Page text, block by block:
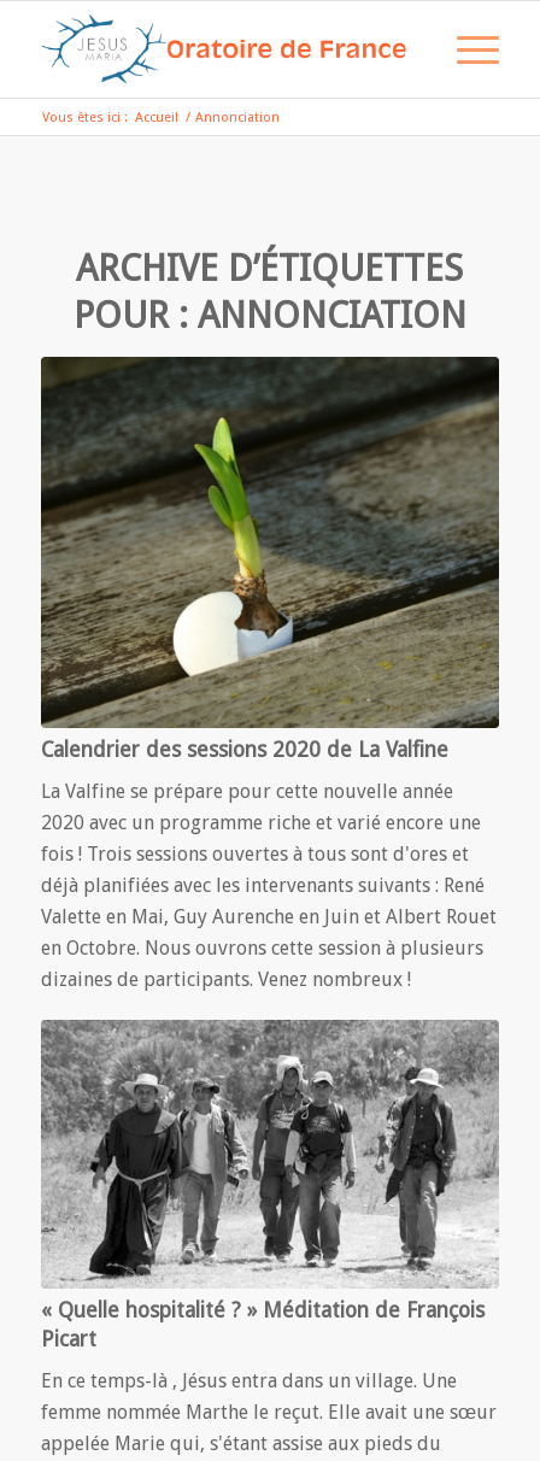
Vous êtes ici : Accueil / Annonciation
ARCHIVE D’ÉTIQUETTES
POUR : ANNONCIATION
Calendrier des sessions 2020 de La Valfine
La Valfine se prépare pour cette nouvelle année
2020 avec un programme riche et varié encore une
fois ! Trois sessions ouvertes à tous sont d'ores et
déjà planifiées avec les intervenants suivants : René
Valette en Mai, Guy Aurenche en Juin et Albert Rouet
en Octobre. Nous ouvrons cette session à plusieurs
dizaines de participants. Venez nombreux !
« Quelle hospitalité ? » Méditation de François
Picart
En ce temps-là , Jésus entra dans un village. Une
femme nommée Marthe le reçut. Elle avait une sœur
appelée Marie qui, s'étant assise aux pieds du